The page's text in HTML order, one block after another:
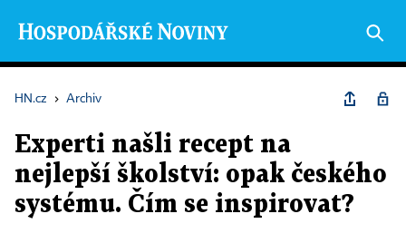
HN.cz › Archiv
Experti našli recept na
nejlepší školství: opak českého
systému. Čím se inspirovat?